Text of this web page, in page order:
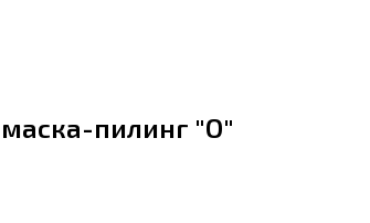
маска-пилинг "О"